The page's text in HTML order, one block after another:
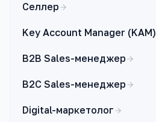
Селлер
Key Account Manager (KAM)
B2B Sales-менеджер
B2C Sales-менеджер
Digital-маркетолог